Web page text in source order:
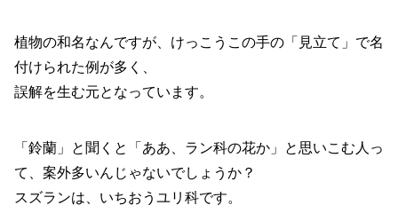
植物の和名なんですが、けっこうこの手の「見立て」で名
付けられた例が多く、
誤解を生む元となっています。
「鈴蘭」と聞くと「ああ、ラン科の花か」と思いこむ人っ
て、案外多いんじゃないでしょうか？
スズランは、いちおうユリ科です。